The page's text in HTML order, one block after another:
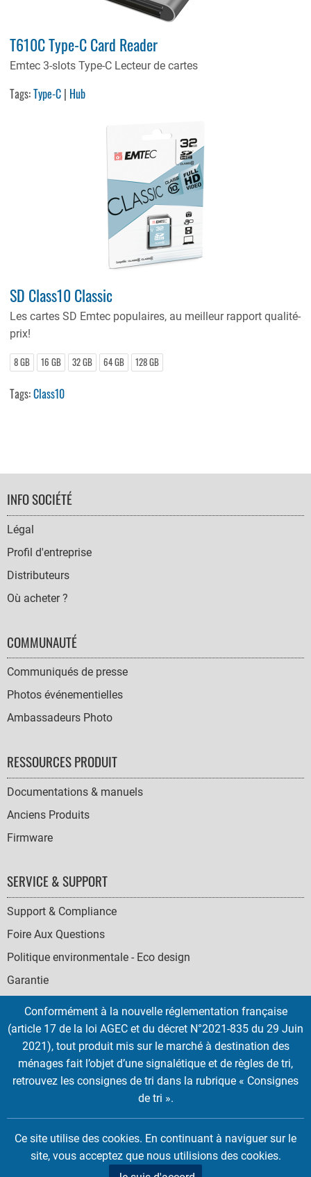
T610C Type-C Card Reader
Emtec 3-slots Type-C Lecteur de cartes
Tags:Type-C | Hub
SD Class10 Classic
Les cartes SD Emtec populaires, au meilleur rapport qualité-
prix!
8 GB 16 GB 32 GB 64 GB 128 GB
Tags:Class10
FOOTER
NAVIGATION
INFO SOCIÉTÉ
Légal
Profil d'entreprise
Distributeurs
Où acheter ?
COMMUNAUTÉ
Communiqués de presse
Photos événementielles
Ambassadeurs Photo
RESSOURCES PRODUIT
Documentations & manuels
Anciens Produits
Firmware
SERVICE & SUPPORT
Support & Compliance
Foire Aux Questions
Politique environmentale - Eco design
Garantie
SOCIAL
ICONS
Deutsch Italian
Copyright © 2026 EMTEC, All rights reserved.
EMTEC® IS A REGISTERED TRADEMARK OF THE DEXXON GROUP.
Conformément à la nouvelle réglementation française
(article 17 de la loi AGEC et du décret N°2021-835 du 29 Juin
2021), tout produit mis sur le marché à destination des
ménages fait l’objet d’une signalétique et de règles de tri,
retrouvez les consignes de tri dans la rubrique « Consignes
de tri ».
Ce site utilise des cookies. En continuant à naviguer sur le
site, vous acceptez que nous utilisions des cookies.